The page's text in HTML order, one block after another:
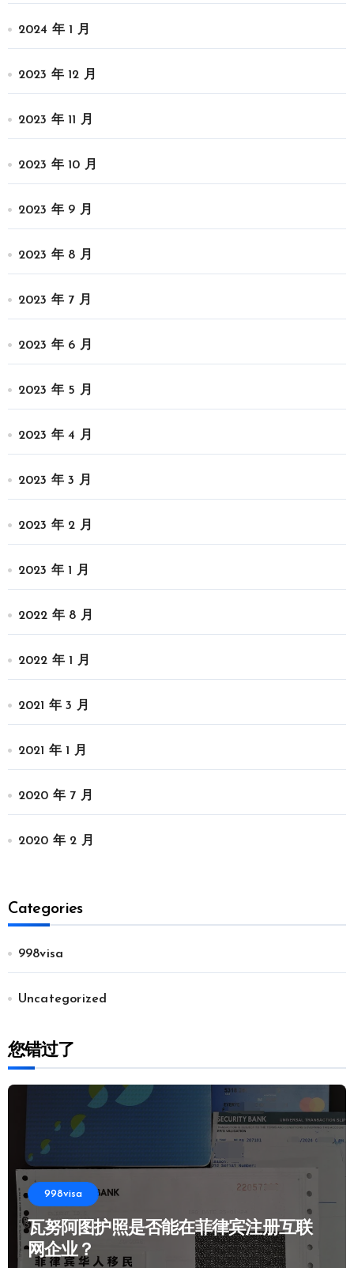
2024 年 1 月
2023 年 12 月
2023 年 11 月
2023 年 10 月
2023 年 9 月
2023 年 8 月
2023 年 7 月
2023 年 6 月
2023 年 5 月
2023 年 4 月
2023 年 3 月
2023 年 2 月
2023 年 1 月
2022 年 8 月
2022 年 1 月
2021 年 3 月
2021 年 1 月
2020 年 7 月
2020 年 2 月
Categories
998visa
Uncategorized
您错过了
998visa
瓦努阿图护照是否能在菲律宾注册互联
网企业？